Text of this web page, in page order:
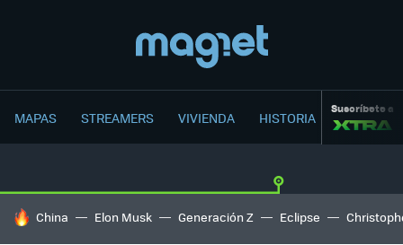
MAPAS STREAMERS VIVIENDA HISTORIA Suscríbete a
HOY SE HABLA DE
China Elon Musk Generación Z Eclipse